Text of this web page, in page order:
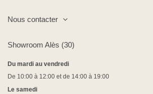
Nous contacter
Showroom Alès (30)
Du mardi au vendredi
De 10:00 à 12:00 et de 14:00 à 19:00
Le samedi